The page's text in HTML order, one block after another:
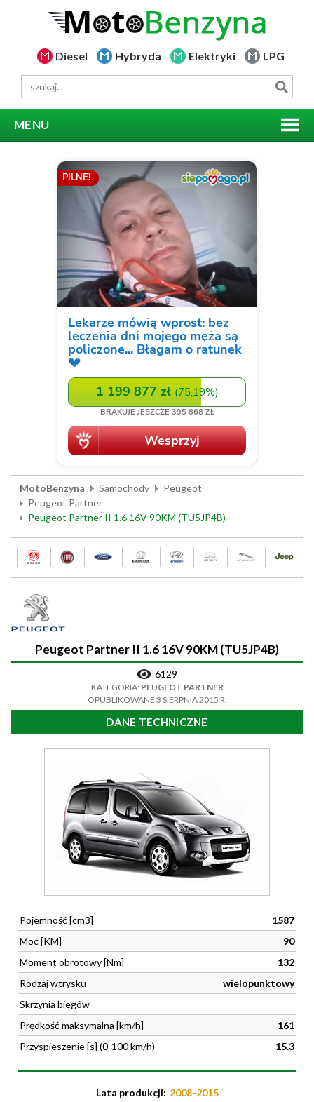
Diesel Hybryda Elektryki LPG
MENU
MotoBenzyna Samochody
Peugeot
Peugeot Partner
Peugeot Partner II 1.6 16V 90KM (TU5JP4B)
Peugeot Partner II 1.6 16V 90KM (TU5JP4B)
6129
KATEGORIA: PEUGEOT PARTNER
OPUBLIKOWANE 3 SIERPNIA 2015 R.
DANE TECHNICZNE
Pojemność [cm3]
1587
Moc [KM]
90
Moment obrotowy [Nm]
132
Rodzaj wtrysku
wielopunktowy
Skrzynia biegów
Prędkość maksymalna [km/h]
161
Przyspieszenie [s] (0-100 km/h)
15.3
Lata produkcji: 2008-2015